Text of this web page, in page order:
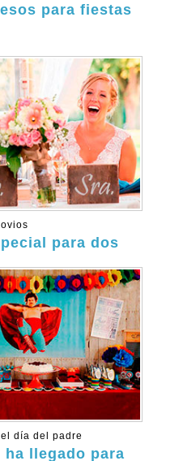
para fiestas
para dos
día del padre
ha llegado para